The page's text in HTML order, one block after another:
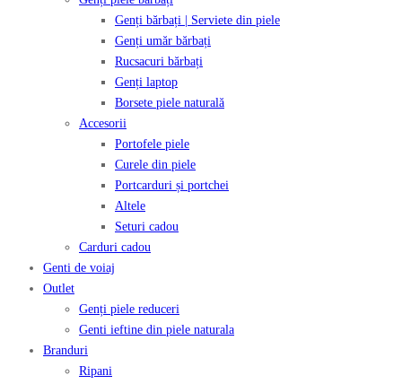
Genți bărbați | Serviete din piele
Genți umăr bărbați
Rucsacuri bărbați
Genți laptop
Borsete piele naturală
Accesorii
Portofele piele
Curele din piele
Portcarduri și portchei
Altele
Seturi cadou
Carduri cadou
Genti de voiaj
Outlet
Genți piele reduceri
Genti ieftine din piele naturala
Branduri
Ripani